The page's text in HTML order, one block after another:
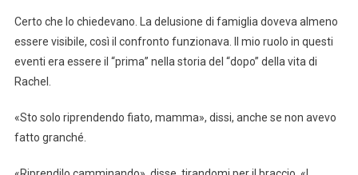
Certo che lo chiedevano. La delusione di famiglia doveva almeno
essere visibile, così il confronto funzionava. Il mio ruolo in questi
eventi era essere il “prima” nella storia del “dopo” della vita di
Rachel.
«Sto solo riprendendo fiato, mamma», dissi, anche se non avevo
fatto granché.